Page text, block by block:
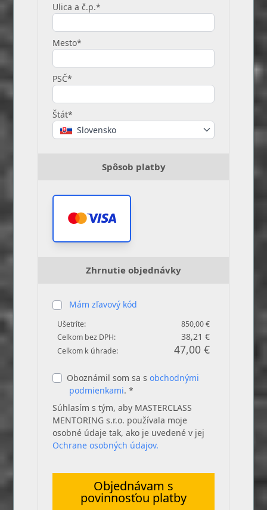
Ulica a č.p.*
Mesto*
PSČ*
Štát*
Slovensko
Spôsob platby
Zhrnutie objednávky
Mám zľavový kód
Ušetríte:
850,00 €
Celkom bez DPH:
38,21 €
Celkom k úhrade: 47,00 €
Oboznámil som sa sobchodnými
podmienkami. *
Súhlasím s tým, aby MASTERCLASS
MENTORING s.r.o. používala moje
osobné údaje tak, ako je uvedené v jej
Ochrane osobných údajov.
Objednávam s
povinnosťou platby